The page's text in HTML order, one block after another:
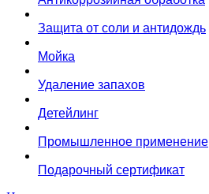
Защита от соли и антидождь
Мойка
Удаление запахов
Детейлинг
Промышленное применение
Подарочный сертификат